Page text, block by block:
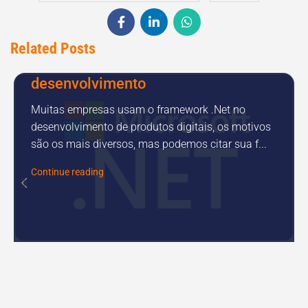
Related Posts
Desenvolvimento de sistemas
desenvolvimento
Muitas empresas usam o framework .Net no
desenvolvimento de produtos digitais, os motivos
são os mais diversos, mas podemos citar sua f...
Continue reading